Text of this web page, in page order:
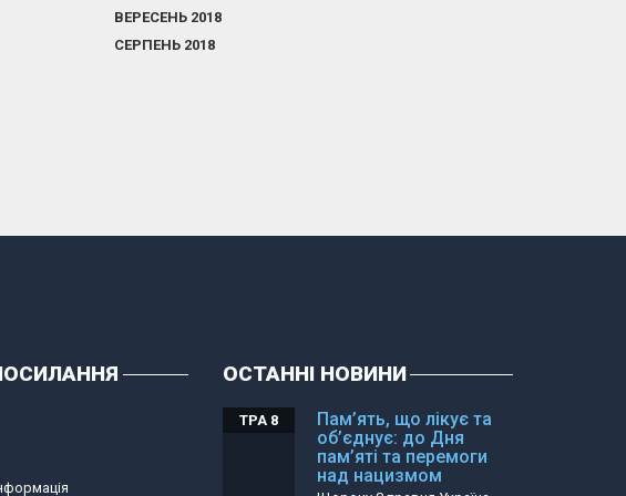
ВЕРЕСЕНЬ 2018
СЕРПЕНЬ 2018
ОСТАННІ НОВИНИ
Пам’ять, що лікує та
об’єднує: до Дня
пам’яті та перемоги
над нацизмом
ТРА 8